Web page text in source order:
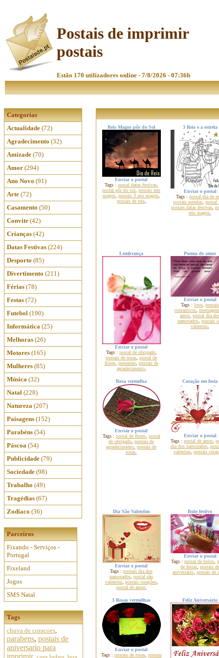
Postais de imprimir
postais
Estão 170 utilizadores online - 7/8/2026 - 07:36h
Categorias
Actualidade (72)
Agradecimento (32)
Amizade (70)
Amor (294)
Ano Novo (91)
Arte (72)
Casamento (50)
Convite (42)
Crianças (42)
Datas Festivas (224)
Desporto (85)
Divertimento (211)
Férias (78)
Festas (72)
Futebol (190)
Informática (25)
Melhoras (26)
Motores (165)
Mulheres (85)
Música (32)
Natal (228)
Natureza (207)
Paisagens (152)
Parabéns (54)
Páscoa (54)
Publicidade (79)
Sociedade (98)
Trabalho (49)
Tragédias (67)
Zodíaco (36)
Parceiros
Fixando - Serviços -
Portugal
Fixeland
Jogos
SMS Natal
Tags
chuva de coracoes,
parabens, postais de
aniversario para
imprimir,
Reis Magos pôr do Sol
Enviar o postal
Tags : postal datas festivas,
postal pôr do sol
postais reis
magos postais 3 reis magos
postais de reis,
3 Reis e a estrela
Enviar o postal
Tags : postal dia de
postais estrelas postal
postais datas festivas
reis magos
Lembrança
Enviar o postal
Tags : postal de obrigado,
postais de rosas postal de
flores, presentes, postais de
agradecimento,
Poema de amor
Enviar o postal
Tags : love postais
romanticos
amor, postal dia
namorados, postais
valentim
Rosa vermelha
Enviar o postal
Tags : postal de flores, postal
de obrigado postais de
agradecimento postais de
rosas
Coração em festa
Enviar o postal
Tags : postal de amor,
dia dos namorados,
valentim
postais
Dia São Valentim
Enviar o postal
Tags : postais dia dos
namorados postal são
valentim
postais corações,
postal de amor,
Bolo festivo
Enviar o postal
Tags : postal de bolos
de festas postais de
aniversário, postais de
3 Rosas vermelhas
Enviar o postal
Tags : postais de rosas, postais
Feliz Aniversário